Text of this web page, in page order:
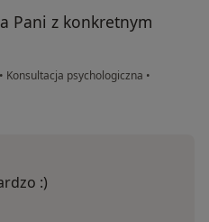
Pani z konkretnym
• Konsultacja psychologiczna •
:)